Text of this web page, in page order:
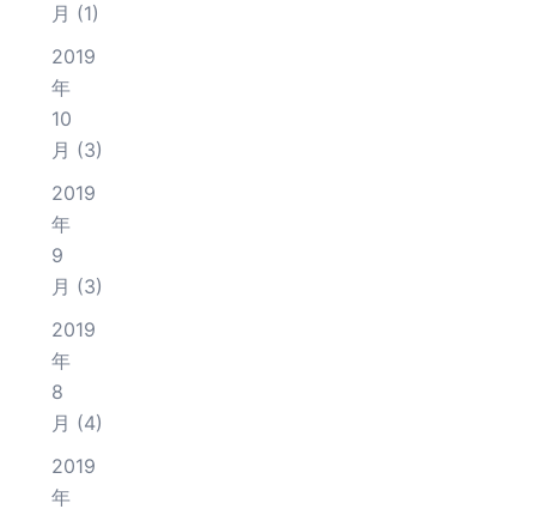
月 (1)
2019
年
10
月 (3)
2019
年
9
月 (3)
2019
年
8
月 (4)
2019
年